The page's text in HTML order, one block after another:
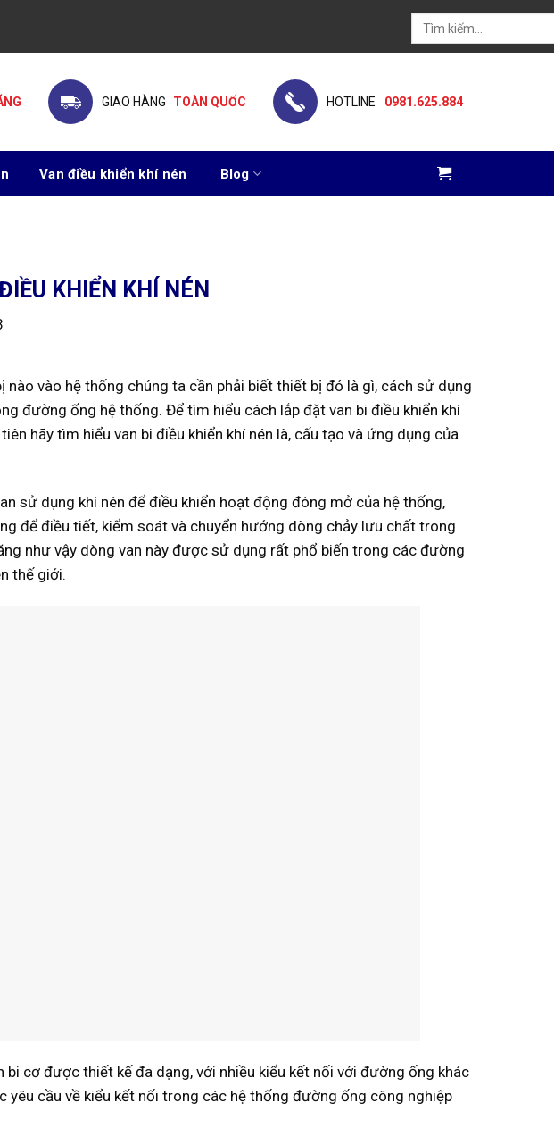
Tìm
kiếm:
GIAO HÀNG TOÀN QUỐC HOTLINE 0981.625.884
Van điều khiển khí nén Blog
KHIỂN KHÍ NÉN
vào hệ thống chúng ta cần phải biết thiết bị đó là gì, cách sử dụng
đường ống hệ thống. Để tìm hiểu cách lắp đặt van bi điều khiển khí
hãy tìm hiểu van bi điều khiển khí nén là, cấu tạo và ứng dụng của
sử dụng khí nén để điều khiển hoạt động đóng mở của hệ thống,
để điều tiết, kiểm soát và chuyển hướng dòng chảy lưu chất trong
như vậy dòng van này được sử dụng rất phổ biến trong các đường
thế giới.
bi cơ được thiết kế đa dạng, với nhiều kiểu kết nối với đường ống khác
yêu cầu về kiểu kết nối trong các hệ thống đường ống công nghiệp